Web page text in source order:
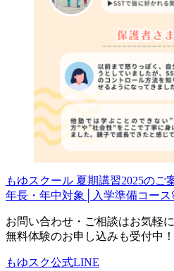
もゆスクール 夏期講習2025のご
年長・年中対象│入学準備コース
お問い合わせ・ご相談はお気軽に
無料体験のお申し込みも受付中！
もゆスク公式LINE